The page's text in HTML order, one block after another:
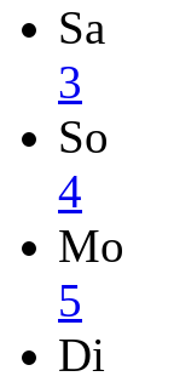
Sa
3
So
4
Mo
5
Di